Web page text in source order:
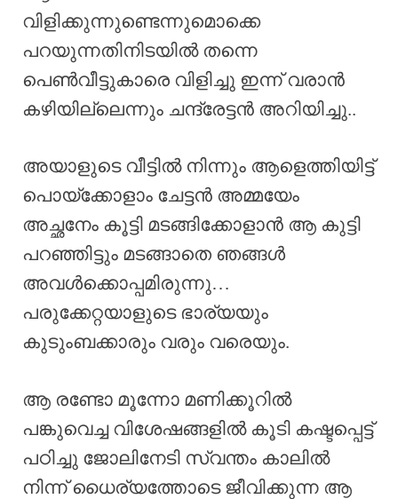
വിളിക്കുന്നുണ്ടെന്നുമൊക്കെ
പറയുന്നതിനിടയിൽ തന്നെ
പെൺവീട്ടുകാരെ വിളിച്ചു ഇന്ന് വരാൻ
കഴിയില്ലെന്നും ചന്ദ്രേട്ടൻ അറിയിച്ചു..
അയാളുടെ വീട്ടിൽ നിന്നും ആളെത്തിയിട്ട്
പൊയ്ക്കോളാം ചേട്ടൻ അമ്മയേം
അച്ഛനേം കൂട്ടി മടങ്ങിക്കോളാൻ ആ കുട്ടി
പറഞ്ഞിട്ടും മടങ്ങാതെ ഞങ്ങൾ
അവൾക്കൊപ്പമിരുന്നു…
പരുക്കേറ്റയാളുടെ ഭാര്യയും
കുടുംബക്കാരും വരും വരെയും.
ആ രണ്ടോ മൂന്നോ മണിക്കൂറിൽ
പങ്കുവെച്ച വിശേഷങ്ങളിൽ കൂടി കഷ്ടപ്പെട്ട്
പഠിച്ചു ജോലിനേടി സ്വന്തം കാലിൽ
നിന്ന് ധൈര്യത്തോടെ ജീവിക്കുന്ന ആ